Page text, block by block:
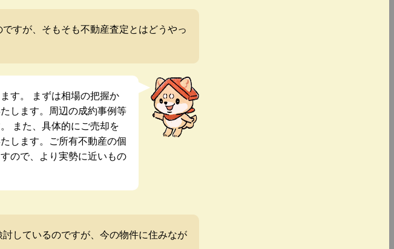
すが、そもそも不動産査定とはどうやっ
す。 まずは相場の把握か
します。周辺の成約事例等
また、具体的にご売却を
します。ご所有不動産の個
ので、より実勢に近いもの
しているのですが、今の物件に住みなが